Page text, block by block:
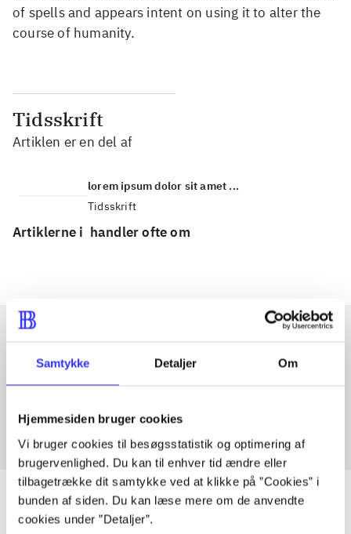
Samtykke Detaljer Om
Hjemmesiden bruger cookies
Vi bruger cookies til besøgsstatistik og optimering af
brugervenlighed. Du kan til enhver tid ændre eller
tilbagetrække dit samtykke ved at klikke på ”Cookies” i
bunden af siden. Du kan læse mere om de anvendte
cookies under ”Detaljer”.
of spells and appears intent on using it to alter the
course of humanity.
Tidsskrift
Artiklen er en del af
lorem ipsum dolor sit amet ...
Tidsskrift
Artiklerne i handler ofte om
Artikler med samme emner
Fra